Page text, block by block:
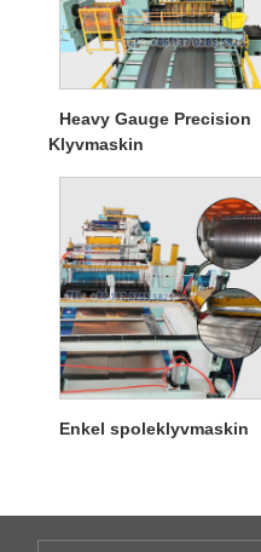
Heavy Gauge Precision
Klyvmaskin
Enkel spoleklyvmaskin